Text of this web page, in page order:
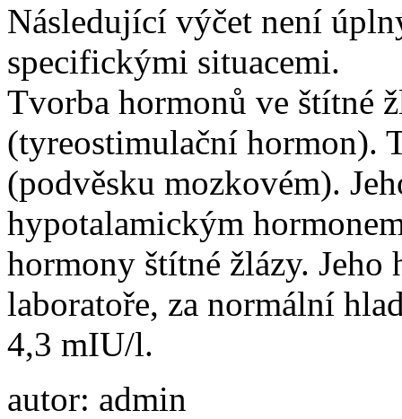
Následující výčet není
specifickými situacemi.
Tvorba hormonů ve štítné
(tyreostimulační hormon).
(podvěsku mozkovém).
hypotalamickým
hormony štítné žlázy. Jeho
laboratoře, za normální
4,3 mIU/l.
autor: admin